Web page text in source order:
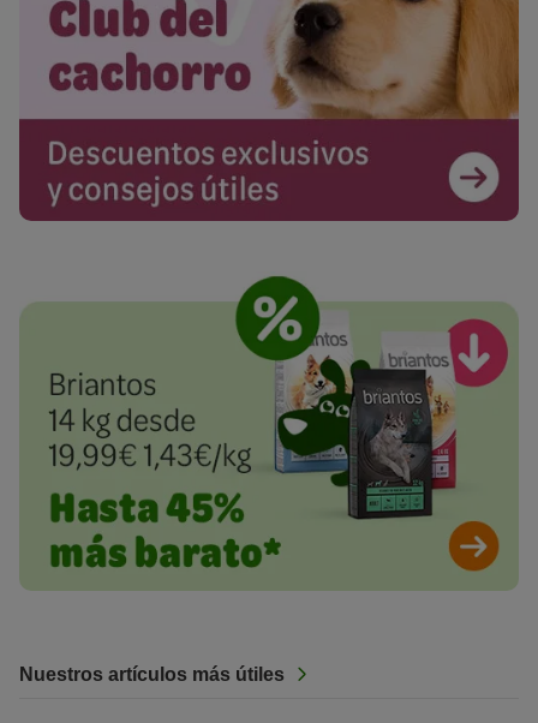
Nuestros artículos más útiles